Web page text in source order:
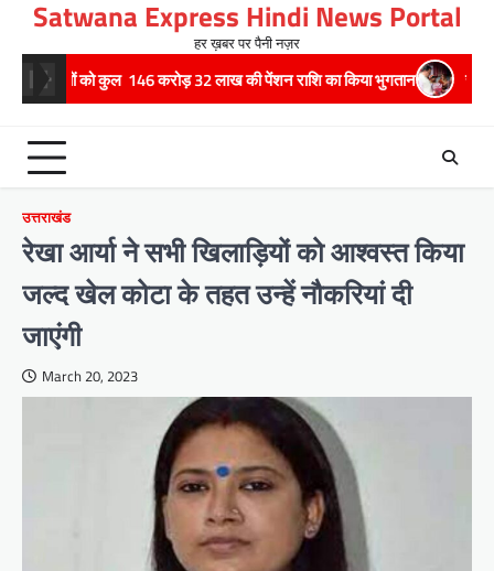
content
Satwana Express Hindi News Portal
हर ख़बर पर पैनी नज़र
146 करोड़ 32 लाख की पेंशन राशि का किया भुगतान राष्ट्रीय हथकरघा
उत्तराखंड
रेखा आर्या ने सभी खिलाड़ियों को आश्वस्त किया
जल्द खेल कोटा के तहत उन्हें नौकरियां दी
जाएंगी
March 20, 2023